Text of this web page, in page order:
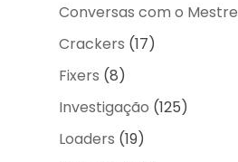
Conversas com o Mestre
Crackers (17)
Fixers (8)
Investigação (125)
Loaders (19)